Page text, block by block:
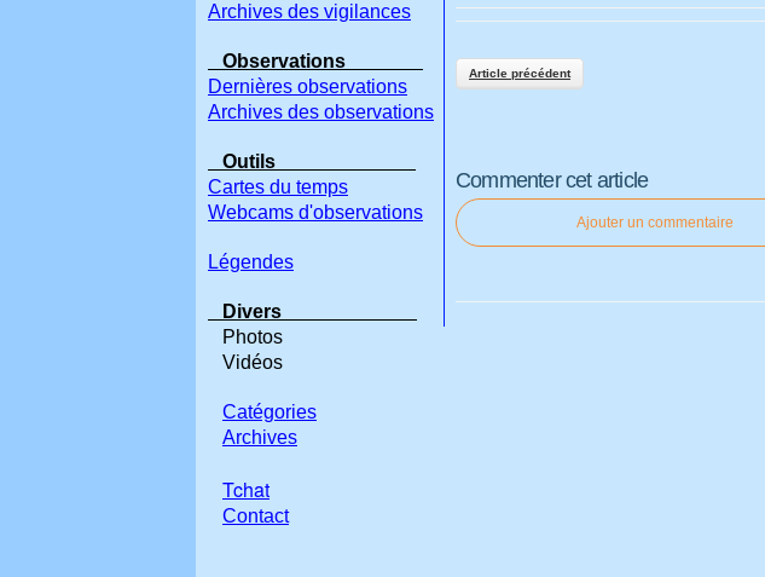
Article précédent
Commenter cet article
Ajouter un commentaire
Archives des vigilances
Observations
Dernières observations
Archives des observations
Outils
Cartes du temps
Webcams d'observations
Légendes
Divers
Photos
Vidéos
Catégories
Archives
Tchat
Contact